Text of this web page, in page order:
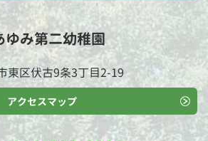
ゆみ第二幼稚園
東区伏古9条3丁目2-19
アクセスマップ